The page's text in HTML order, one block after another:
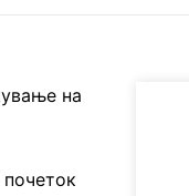
на